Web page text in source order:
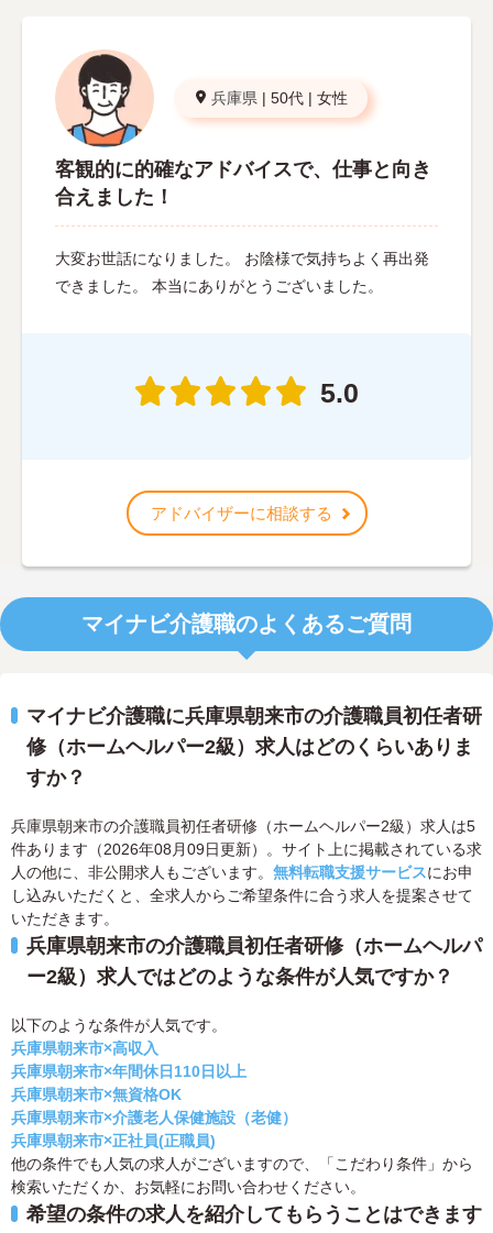
兵庫県 | 50代 | 女性
客観的に的確なアドバイスで、仕事と向き
合えました！
大変お世話になりました。 お陰様で気持ちよく再出発
できました。 本当にありがとうございました。
5.0
アドバイザーに相談する
マイナビ介護職のよくあるご質問
マイナビ介護職に兵庫県朝来市の介護職員初任者研
修（ホームヘルパー2級）求人はどのくらいありま
すか？
兵庫県朝来市の介護職員初任者研修（ホームヘルパー2級）求人は5
件あります（2026年08月09日更新）。サイト上に掲載されている求
人の他に、非公開求人もございます。 無料転職支援サービスにお申
し込みいただくと、全求人からご希望条件に合う求人を提案させて
いただきます。
兵庫県朝来市の介護職員初任者研修（ホームヘルパ
ー2級）求人ではどのような条件が人気ですか？
以下のような条件が人気です。
兵庫県朝来市×高収入
兵庫県朝来市×年間休日110日以上
兵庫県朝来市×無資格OK
兵庫県朝来市×介護老人保健施設（老健）
兵庫県朝来市×正社員(正職員)
他の条件でも人気の求人がございますので、「こだわり条件」から
検索いただくか、お気軽にお問い合わせください。
希望の条件の求人を紹介してもらうことはできます